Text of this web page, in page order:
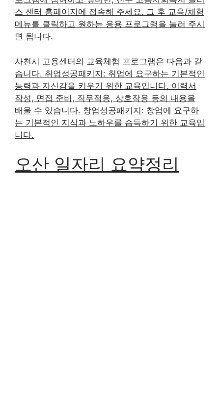
스 센터 홈페이지에 접속해 주세요. 그 후 교육/체험
메뉴를 클릭하고 원하는 응용 프로그램을 눌러 주시
면 됩니다.
사천시 고용센터의 교육체험 프로그램은 다음과 같
습니다. 취업성공패키지: 취업에 요구하는 기본적인
능력과 자신감을 키우기 위한 교육입니다. 이력서
작성, 면접 준비, 직무적응, 상호작용 등의 내용을
배울 수 있습니다. 창업성공패키지: 창업에 요구하
는 기본적인 지식과 노하우를 습득하기 위한 교육입
니다.
오산 일자리 요약정리